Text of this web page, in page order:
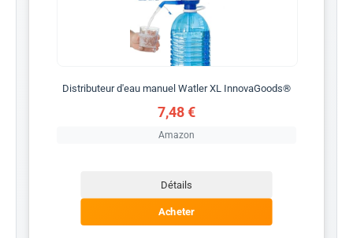
Distributeur d'eau manuel Watler XL InnovaGoods®
7,48 €
Amazon
Détails
Acheter